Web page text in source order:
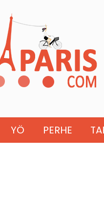
YÖ PERHE